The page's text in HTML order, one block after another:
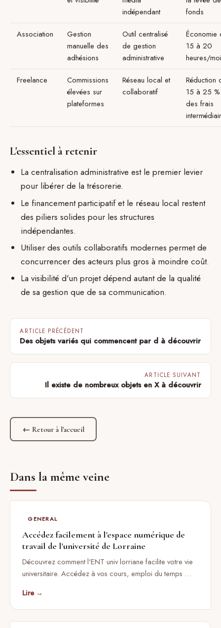
indépendant
fonds
Association
Gestion
manuelle des
adhésions
Outil centralisé
de gestion
administrative
Économie
15 à 20
heures/
Freelance
Commissions
élevées sur
plateformes
Réseau local et
collaboratif
Réduction
15 à 25 %
des frais
L'essentiel à retenir
La centralisation administrative est le premier levier
pour libérer de la trésorerie.
Le financement participatif et le réseau local restent
des piliers solides pour les structures
indépendantes.
Utiliser des outils collaboratifs modernes permet de
concurrencer des acteurs plus gros à moindre coût.
La visibilité d'un projet dépend autant de la qualité
de sa gestion que de sa communication.
ARTICLE PRÉCÉDENT
Des objets variés qui commencent par d à découvrir
ARTICLE SUIVANT
Il existe de nombreux objets en X à découvrir
← Retour à l'accueil
Dans la même veine
GENERAL
Accédez facilement à l'espace numérique de
travail de l'université de Lorraine
Découvrez comment l'ENT univ lorriane facilite votre vie
universitaire. Accédez à vos cours, emploi du temps …
Lire →